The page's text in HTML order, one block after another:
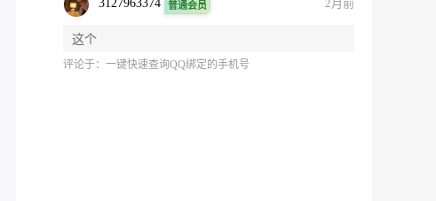
3127963374 普通会员 2月前
这个
评论于：一键快速查询QQ绑定的手机号